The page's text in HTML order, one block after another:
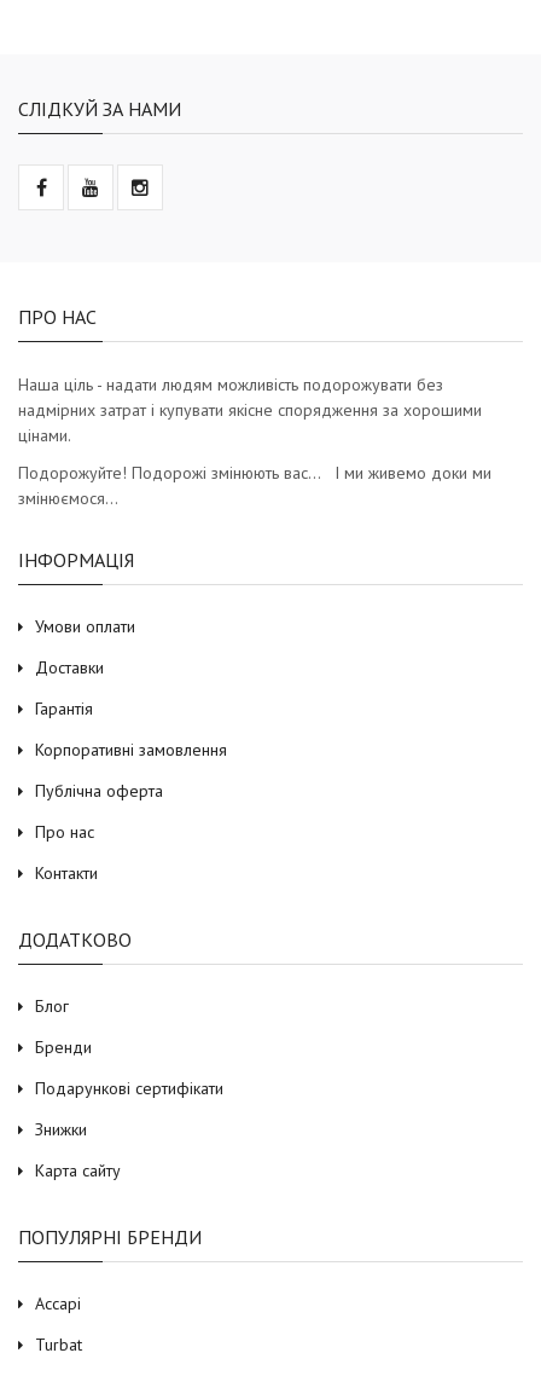
СЛІДКУЙ ЗА НАМИ
ПРО НАС
Наша ціль - надати людям можливість подорожувати без
надмірних затрат і купувати якісне спорядження за хорошими
цінами.
Подорожуйте! Подорожі змінюють вас… І ми живемо доки ми
змінюємося…
ІНФОРМАЦІЯ
Умови оплати
Доставки
Гарантія
Корпоративні замовлення
Публічна оферта
Про нас
Контакти
ДОДАТКОВО
Блог
Бренди
Подарункові сертифікати
Знижки
Карта сайту
ПОПУЛЯРНІ БРЕНДИ
Accapi
Turbat